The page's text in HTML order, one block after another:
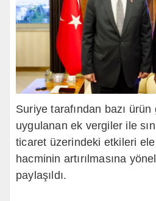
Suriye tarafından bazı ürün
uygulanan ek vergiler ile
ticaret üzerindeki etkileri
hacminin artırılmasına
paylaşıldı.